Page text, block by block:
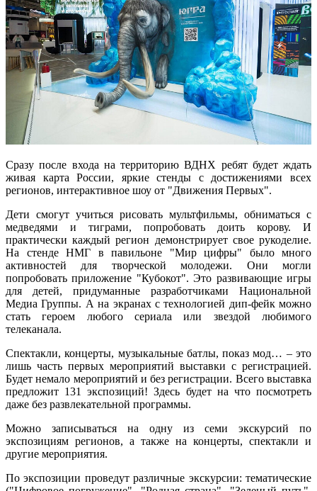
Сразу после входа на территорию ВДНХ ребят будет ждать
живая карта России, яркие стенды с достижениями всех
регионов, интерактивное шоу от "Движения Первых".
Дети смогут учиться рисовать мультфильмы, обниматься с
медведями и тиграми, попробовать доить корову. И
практически каждый регион демонстрирует свое рукоделие.
На стенде НМГ в павильоне "Мир цифры" было много
активностей для творческой молодежи. Они могли
попробовать приложение "Кубокот". Это развивающие игры
для детей, придуманные разработчиками Национальной
Медиа Группы. А на экранах с технологией дип-фейк можно
стать героем любого сериала или звездой любимого
телеканала.
Спектакли, концерты, музыкальные батлы, показ мод… – это
лишь часть первых мероприятий выставки с регистрацией.
Будет немало мероприятий и без регистрации. Всего выставка
предложит 131 экспозиций! Здесь будет на что посмотреть
даже без развлекательной программы.
Можно записываться на одну из семи экскурсий по
экспозициям регионов, а также на концерты, спектакли и
другие мероприятия.
По экспозиции проведут различные экскурсии: тематические